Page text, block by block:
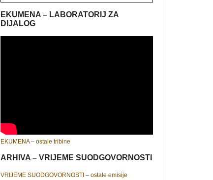
EKUMENA – LABORATORIJ ZA
DIJALOG
EKUMENA – ostale tribine
ARHIVA – VRIJEME SUODGOVORNOSTI
VRIJEME SUODGOVORNOSTI – ostale emisije